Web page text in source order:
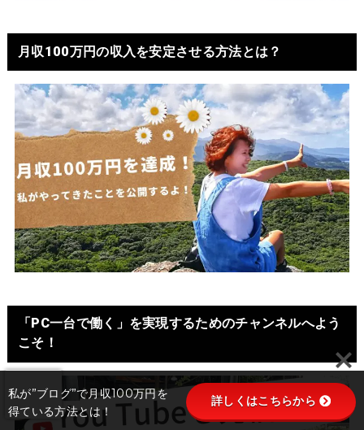
月収100万円の収入を安定させる方法とは？
「PC一台で働く」を実現するためのチャンネルへよう
こそ！
私が”ブログ”で月収100万円を
得ている方法とは！
詳しくはこちらから